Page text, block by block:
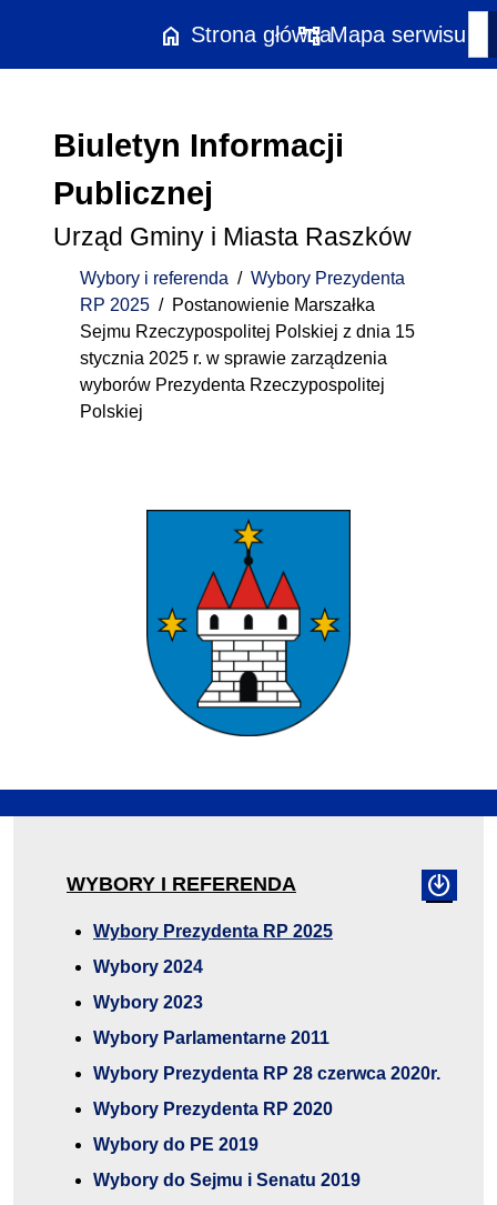
home Strona główna
account_treeMapa serwisu
Biuletyn Informacji
Publicznej
Urząd Gminy i Miasta Raszków
Wybory i referenda / Wybory Prezydenta
RP 2025 / Postanowienie Marszałka
Sejmu Rzeczypospolitej Polskiej z dnia 15
stycznia 2025 r. w sprawie zarządzenia
wyborów Prezydenta Rzeczypospolitej
Polskiej
WYBORY I REFERENDA
Wybory Prezydenta RP 2025
Wybory 2024
Wybory 2023
Wybory Parlamentarne 2011
Wybory Prezydenta RP 28 czerwca 2020r.
Wybory Prezydenta RP 2020
Wybory do PE 2019
Wybory do Sejmu i Senatu 2019